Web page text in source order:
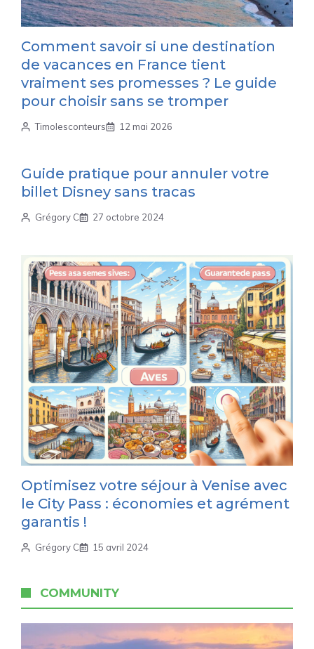
Comment savoir si une destination
de vacances en France tient
vraiment ses promesses ? Le guide
pour choisir sans se tromper
Timolesconteurs 12 mai 2026
Guide pratique pour annuler votre
billet Disney sans tracas
Grégory C 27 octobre 2024
Optimisez votre séjour à Venise avec
le City Pass : économies et agrément
garantis !
Grégory C 15 avril 2024
COMMUNITY